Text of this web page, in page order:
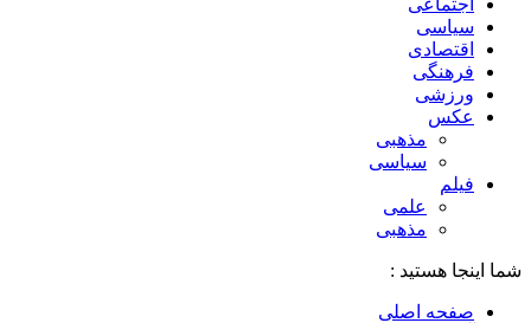
اجتماعی
سیاسی
اقتصادی
فرهنگی
ورزشی
عکس
مذهبی
سیاسی
فیلم
علمی
مذهبی
شما اینجا هستید :
صفحه اصلی